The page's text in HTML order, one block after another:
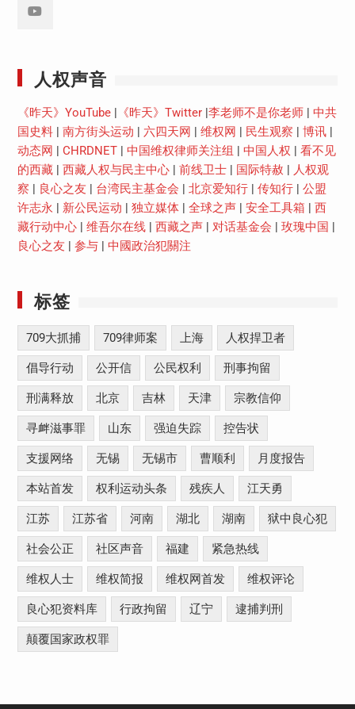
人权声音
《昨天》YouTube| 《昨天》Twitter| 李老师不是你老师| 中共
国史料| 南方街头运动 六四天网 维权网 民生观察 博讯|
动态网
CHRDNET| 中国维权律师关注组 中国人权
看不见
的西藏| 西藏人权与民主中心| 前线卫士| 国际特赦
人权观
察
良心之友 台湾民主基金会 北京爱知行| 传知行| 公盟
许志永
新公民运动 独立媒体| 全球之声| 安全工具箱
西
藏行动中心| 维吾尔在线| 西藏之声| 对话基金会 玫瑰中国
良心之友
参与| 中國政治犯關注
标签
709大抓捕 709律师案 上海 人权捍卫者
倡导行动 公开信 公民权利 刑事拘留
刑满释放 北京 吉林 天津 宗教信仰
寻衅滋事罪 山东 强迫失踪 控告状
支援网络 无锡 无锡市 曹顺利 月度报告
本站首发 权利运动头条 残疾人 江天勇
江苏 江苏省 河南 湖北 湖南 狱中良心犯
社会公正 社区声音 福建 紧急热线
维权人士 维权简报 维权网首发 维权评论
良心犯资料库 行政拘留 辽宁 逮捕判刑
颠覆国家政权罪